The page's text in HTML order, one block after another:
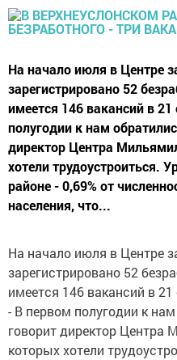
На начало июля в Центре
зарегистрировано 52
имеется 146 вакансий в
полугодии к нам
директор Центра
хотели трудоустроиться.
районе - 0,69% от
населения, что...
На начало июля в Центре
зарегистрировано 52
имеется 146 вакансий в
- В первом полугодии к
говорит директор Центра
которых хотели